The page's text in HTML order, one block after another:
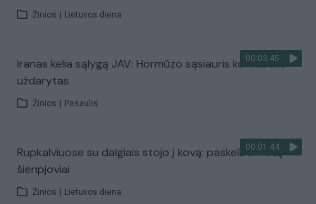
Žinios Lietuvos diena
00:03:45
Iranas kelia sąlygą JAV: Hormūzo sąsiauris kol kas liks
uždarytas
Žinios Pasaulis
00:01:44
Rupkalviuose su dalgiais stojo į kovą: paskelbti Metų
šienpjoviai
Žinios Lietuvos diena